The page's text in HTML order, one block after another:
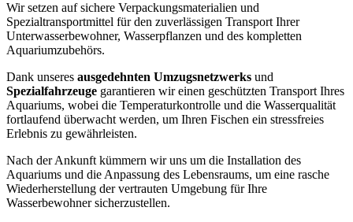
Wir setzen auf sichere Verpackungsmaterialien und
Spezialtransportmittel für den zuverlässigen Transport Ihrer
Unterwasserbewohner, Wasserpflanzen und des kompletten
Aquariumzubehörs.
Dank unseres ausgedehnten Umzugsnetzwerks und
Spezialfahrzeuge garantieren wir einen geschützten Transport Ihres
Aquariums, wobei die Temperaturkontrolle und die Wasserqualität
fortlaufend überwacht werden, um Ihren Fischen ein stressfreies
Erlebnis zu gewährleisten.
Nach der Ankunft kümmern wir uns um die Installation des
Aquariums und die Anpassung des Lebensraums, um eine rasche
Wiederherstellung der vertrauten Umgebung für Ihre
Wasserbewohner sicherzustellen.